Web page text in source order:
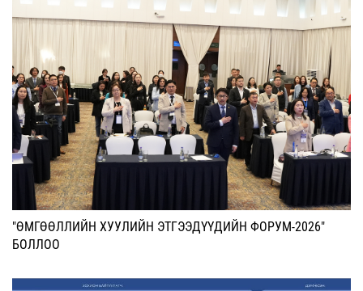
"ӨМГӨӨЛЛИЙН ХУУЛИЙН ЭТГЭЭДҮҮДИЙН ФОРУМ-2026"
БОЛЛОО